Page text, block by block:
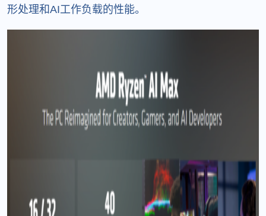
形处理和AI工作负载的性能。